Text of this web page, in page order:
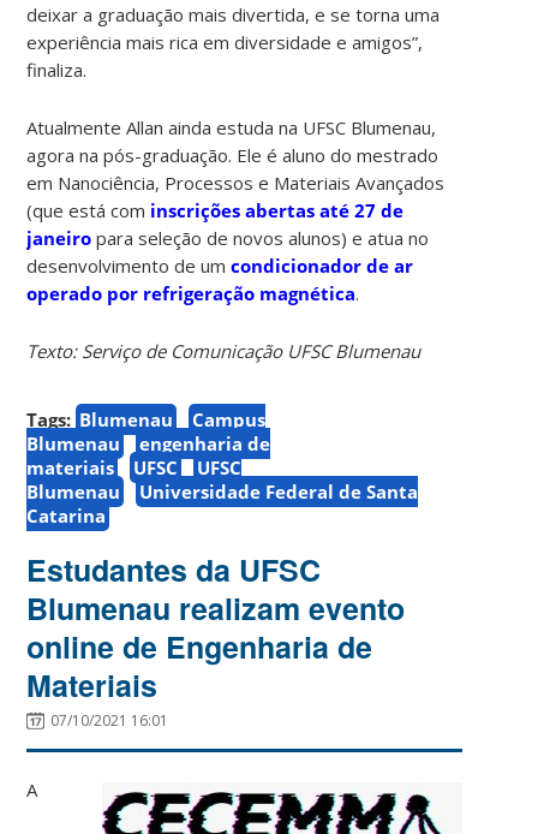
deixar a graduação mais divertida, e se torna uma
experiência mais rica em diversidade e amigos”,
finaliza.
Atualmente Allan ainda estuda na UFSC Blumenau,
agora na pós-graduação. Ele é aluno do mestrado
em Nanociência, Processos e Materiais Avançados
(que está com inscrições abertas até 27 de
janeiro para seleção de novos alunos) e atua no
desenvolvimento de umcondicionador de ar
operado por refrigeração magnética.
Texto: Serviço de Comunicação UFSC Blumenau
Tags: Blumenau
Campus
Blumenau
engenharia de
materiais
UFSC
UFSC
Blumenau
Universidade Federal de Santa
Catarina
Estudantes da UFSC
Blumenau realizam evento
online de Engenharia de
Materiais
07/10/2021 16:01
A